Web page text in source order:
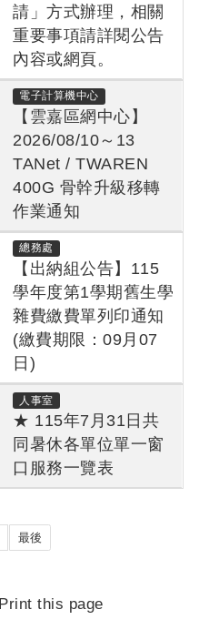
請」方式辦理，相關
重要事項請詳閱公告
內容或網頁。
電子計算機中心
【雲嘉區網中心】
2026/08/10～13
TANet / TWAREN
400G 骨幹升級移轉
作業通知
總務處
【出納組公告】115
學年度第1學期舊生學
雜費繳費單列印通知
(繳費期限：09月07
日)
人事室
★ 115年7月31日共
同暑休各單位單一窗
口服務一覽表
最後
Print this page